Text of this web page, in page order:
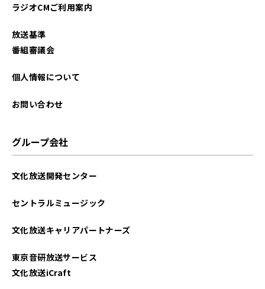
ラジオCMご利用案内
放送基準
番組審議会
個人情報について
お問い合わせ
グループ会社
文化放送開発センター
セントラルミュージック
文化放送キャリアパートナーズ
東京音研放送サービス
文化放送iCraft